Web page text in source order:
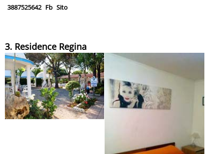
3887525642 Fb Sito
3. Residence Regina